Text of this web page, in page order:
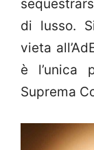
di lusso.
vieta
è l’unica
Suprema